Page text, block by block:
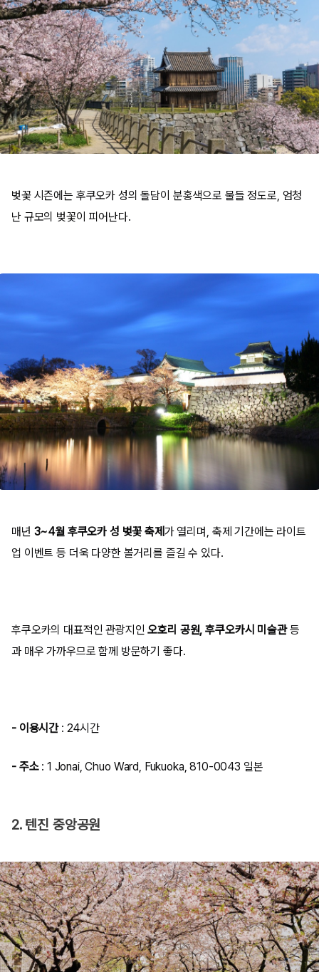
벚꽃 시즌에는 후쿠오카 성의 돌담이 분홍색으로 물들 정도로, 엄청
난 규모의 벚꽃이 피어난다.
매년 3~4월 후쿠오카 성 벚꽃 축제 가 열리며, 축제 기간에는 라이트
업 이벤트 등 더욱 다양한 볼거리를 즐길 수 있다.
후쿠오카의 대표적인 관광지인오호리 공원, 후쿠오카시 미술관등
과 매우 가까우므로 함께 방문하기 좋다.
- 이용시간: 24시간
- 주소: 1 Jonai, Chuo Ward, Fukuoka, 810-0043 일본
2. 텐진 중앙공원